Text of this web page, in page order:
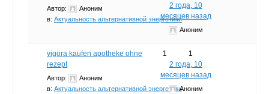
Автор:
Аноним
в: Актуальность альтернативной энергетики
2 года, 10
месяцев назад
Аноним
vigora kaufen apotheke ohne
rezept
Автор:
Аноним
в: Актуальность альтернативной энергетики
1
1
2 года, 10
месяцев назад
Аноним